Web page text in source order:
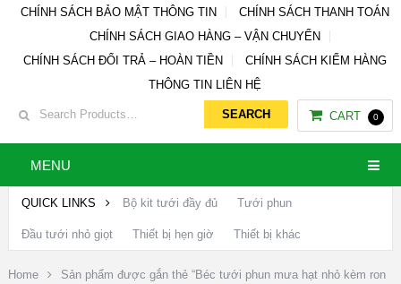
CHÍNH SÁCH BẢO MẬT THÔNG TIN
CHÍNH SÁCH THANH TOÁN
CHÍNH SÁCH GIAO HÀNG – VẬN CHUYỂN
CHÍNH SÁCH ĐỔI TRẢ – HOÀN TIỀN
CHÍNH SÁCH KIỂM HÀNG
THÔNG TIN LIÊN HỆ
CART 0
MENU
QUICK LINKS Bộ kit tưới đầy đủ Tưới phun
Đầu tưới nhỏ giọt Thiết bị hẹn giờ Thiết bị khác
Home
Sản phẩm được gắn thẻ “Béc tưới phun mưa hạt nhỏ kèm ron